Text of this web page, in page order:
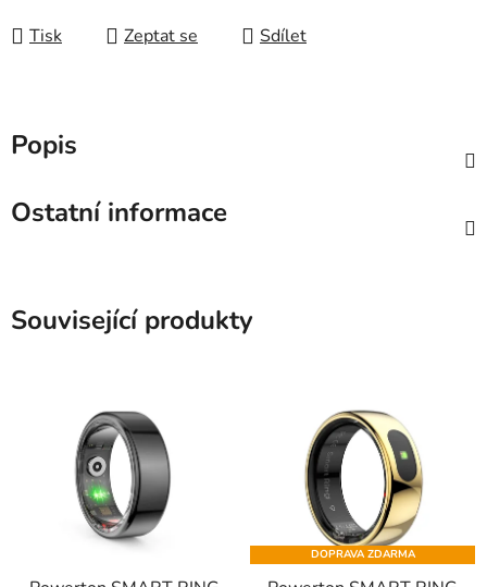
Tisk Zeptat se Sdílet
Popis
Ostatní informace
Související produkty
DOPRAVA ZDARMA